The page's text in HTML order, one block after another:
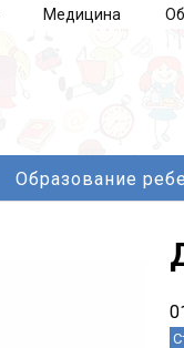
Медицина
Образование